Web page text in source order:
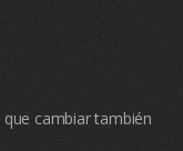
cambiar también